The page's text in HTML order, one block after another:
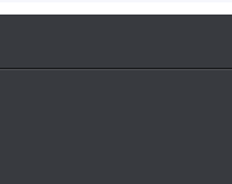
起砂、起尘问题